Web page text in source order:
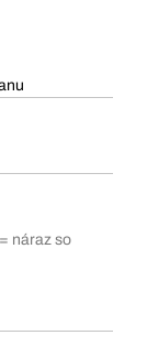
náraz so